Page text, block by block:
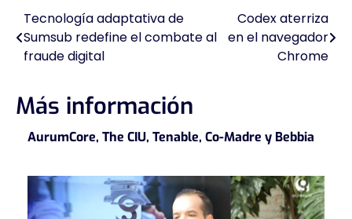
Navegación
de
Tecnología adaptativa de
Sumsub redefine el combate al
fraude digital
Codex aterriza
en el navegador
Chrome
Más información
AurumCore, The CIU, Tenable, Co-Madre y Bebbia